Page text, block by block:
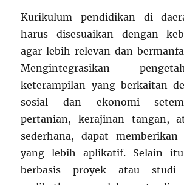
Kurikulum pendidikan di
harus disesuaikan dengan
agar lebih relevan dan
Mengintegrasikan
keterampilan yang berkaitan
sosial dan ekonomi
pertanian, kerajinan tangan,
sederhana, dapat memberikan
yang lebih aplikatif. Selain
berbasis proyek atau studi